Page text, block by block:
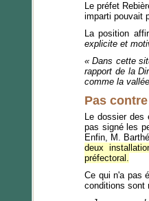
Le préfet
imparti pouvait
La position
explicite et
« Dans cette
rapport de la
comme la
Pas
Le dossier des
pas signé les
Enfin, M.
deux
préfectoral.
Ce qui n'a pas
conditions sont